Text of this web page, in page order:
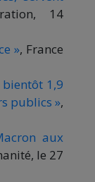
14
», France
1,9
publics »,
aux
le 27